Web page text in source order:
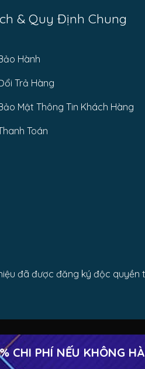
& Quy Định Chung
Hành
Trả Hàng
Mật Thông Tin Khách Hàng
Toán
đã được đăng ký độc
PHÍ NẾU KHÔNG HÀI
2026 © Cửa cuốn Công Thành